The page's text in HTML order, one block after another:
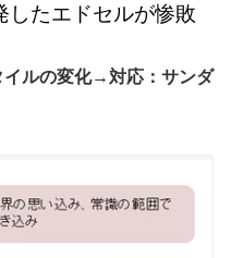
したエドセルが惨敗
ルの変化→対応：サンダ